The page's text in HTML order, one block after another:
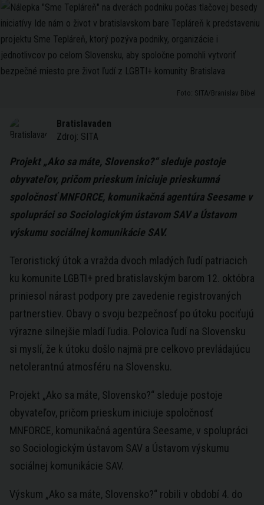
Foto: SITA/Branislav Bibel
Bratislavaden
Zdroj: SITA
Projekt „Ako sa máte, Slovensko?“ sleduje postoje
obyvateľov, pričom prieskum iniciuje prieskumná
spoločnosť MNFORCE, komunikačná agentúra Seesame v
spolupráci so Sociologickým ústavom SAV a Ústavom
výskumu sociálnej komunikácie SAV.
Teroristický útok a vražda dvoch mladých ľudí patriacich
ku komunite LGBTI+ pred bratislavským barom 12. októbra
priniesol nárast podpory pre zavedenie registrovaných
partnerstiev. Obavy o svoju bezpečnosť po útoku pociťujú
výrazne silnejšie mladí ľudia. Polovica ľudí na Slovensku
si myslí, že k útoku došlo najmä pre celkovo prevládajúcu
netolerantnú atmosféru na Slovensku.
Projekt „Ako sa máte, Slovensko?“ sleduje postoje
obyvateľov, pričom prieskum iniciuje spoločnosť
MNFORCE, komunikačná agentúra Seesame, v spolupráci
so Sociologickým ústavom SAV a Ústavom výskumu
sociálnej komunikácie SAV.
Výskum „Ako sa máte, Slovensko?“ robili v období 4. do